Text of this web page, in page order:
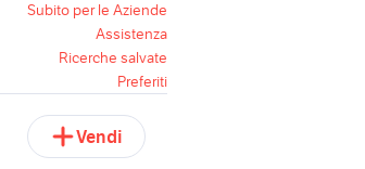
Subito per le Aziende
Assistenza
Ricerche salvate
Preferiti
Vendi